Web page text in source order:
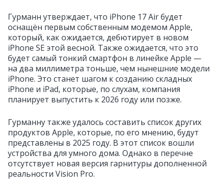
Гурманн утверждает, что iPhone 17 Air будет
оснащён первым собственным модемом Apple,
который, как ожидается, дебютирует в новом
iPhone SE этой весной. Также ожидается, что это
будет самый тонкий смартфон в линейке Apple —
на два миллиметра тоньше, чем нынешние модели
iPhone. Это станет шагом к созданию складных
iPhone и iPad, которые, по слухам, компания
планирует выпустить к 2026 году или позже.
Гурманну также удалось составить список других
продуктов Apple, которые, по его мнению, будут
представлены в 2025 году. В этот список вошли
устройства для умного дома. Однако в перечне
отсутствует новая версия гарнитуры дополненной
реальности Vision Pro.